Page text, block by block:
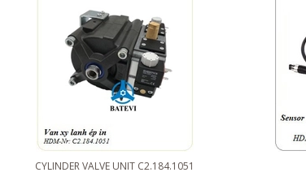
CYLINDER VALVE UNIT C2.184.1051